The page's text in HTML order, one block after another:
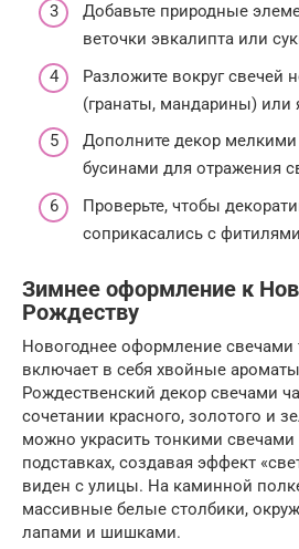
Добавьте природные
веточки эвкалипта или
Разложите вокруг свечей
(гранаты, мандарины) или
Дополните декор
бусинами для отражения
Проверьте, чтобы
соприкасались с
Зимнее оформление к
Рождеству
Новогоднее оформление свечами
включает в себя хвойные
Рождественский декор свечами
сочетании красного, золотого и
можно украсить тонкими
подставках, создавая эффект
виден с улицы. На каминной
массивные белые столбики,
лапами и шишками.